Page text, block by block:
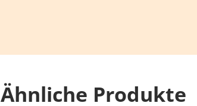
Ähnliche Produkte